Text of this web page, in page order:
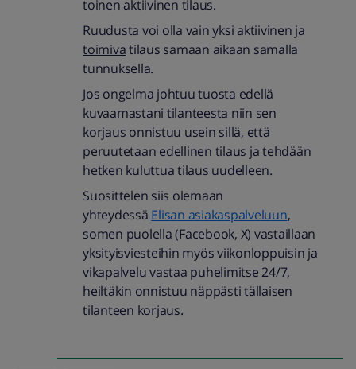
toinen aktiivinen tilaus.
Ruudusta voi olla vain yksi aktiivinen ja
toimivatilaus samaan aikaan samalla
tunnuksella.
Jos ongelma johtuu tuosta edellä
kuvaamastani tilanteesta niin sen
korjaus onnistuu usein sillä, että
peruutetaan edellinen tilaus ja tehdään
hetken kuluttua tilaus uudelleen.
Suosittelen siis olemaan
yhteydessä Elisan asiakaspalveluun,
somen puolella (Facebook, X) vastaillaan
yksityisviesteihin myös viikonloppuisin ja
vikapalvelu vastaa puhelimitse 24/7,
heiltäkin onnistuu näppästi tällaisen
tilanteen korjaus.